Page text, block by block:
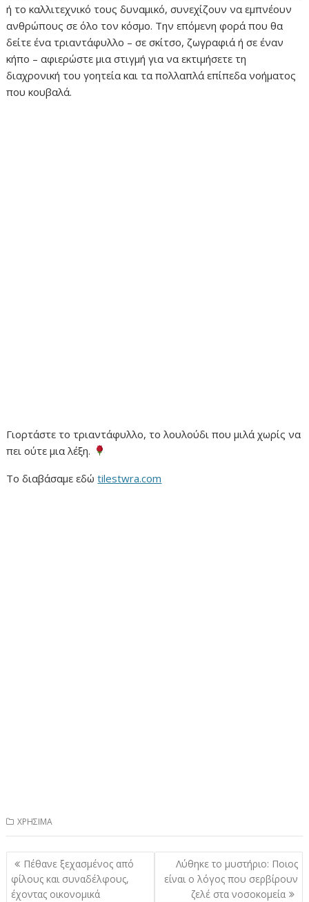
ή το καλλιτεχνικό τους δυναμικό, συνεχίζουν να εμπνέουν
ανθρώπους σε όλο τον κόσμο. Την επόμενη φορά που θα
δείτε ένα τριαντάφυλλο – σε σκίτσο, ζωγραφιά ή σε έναν
κήπο – αφιερώστε μια στιγμή για να εκτιμήσετε τη
διαχρονική του γοητεία και τα πολλαπλά επίπεδα νοήματος
που κουβαλά.
Γιορτάστε το τριαντάφυλλο, το λουλούδι που μιλά χωρίς να
πει ούτε μια λέξη.
Το διαβάσαμε εδώtilestwra.com
ΧΡΗΣΙΜΑ
Πλοήγηση
άρθρων
Πέθανε ξεχασμένος από
φίλους και συναδέλφους,
έχοντας οικονομικά
Λύθηκε το μυστήριο: Ποιος
είναι ο λόγος που σερβίρουν
ζελέ στα νοσοκομεία